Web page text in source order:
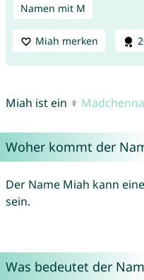
Namen mit M
Miah merken
Miah ist ein ♀
Woher kommt der
Der Name Miah kann
sein.
Was bedeutet der